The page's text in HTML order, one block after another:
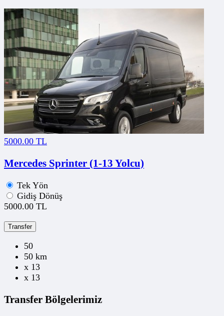
5000.00 TL
Mercedes Sprinter (1-13 Yolcu)
Tek Yön
Gidiş Dönüş
5000.00 TL
Transfer
50
50 km
x 13
x 13
Transfer Bölgelerimiz